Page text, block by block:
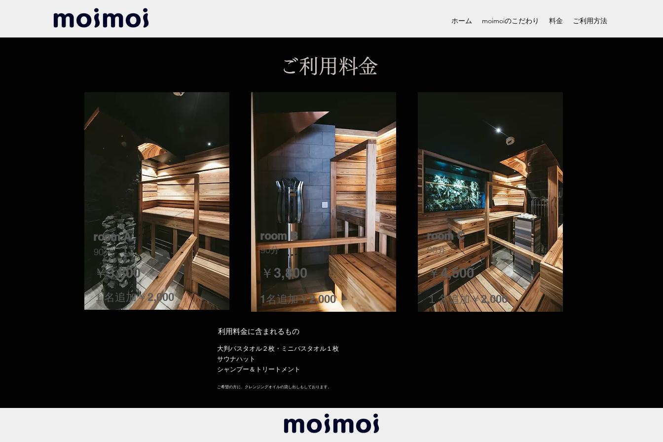
ホーム moimoiのこだわり 料金 ご利用方法
ご利用料金
room A
90分
￥3,800
１名追加￥2,000
room B
90分
￥3,800
1名追加￥2,000
room C
90分
​￥4,500
１名追加￥2,000
​利用料金に含まれるもの
​大判バスタオル２枚・ミニバスタオル１枚
​サウナハット
シャンプー＆トリートメント
​ご希望の方に、クレンジングオイルの貸し出しもしております。